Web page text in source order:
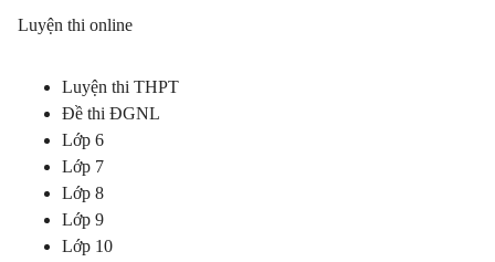
Luyện thi online
Luyện thi THPT
Đề thi ĐGNL
Lớp 6
Lớp 7
Lớp 8
Lớp 9
Lớp 10